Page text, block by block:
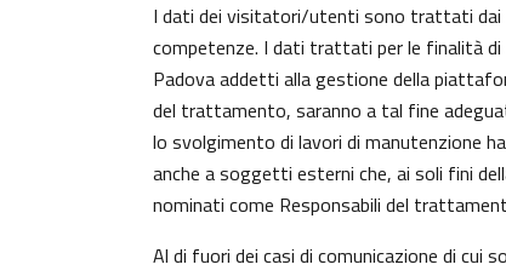
I dati dei visitatori/utenti sono trattati dai
competenze. I dati trattati per le finalità di
Padova addetti alla gestione della
del trattamento, saranno a tal fine
lo svolgimento di lavori di manutenzione
anche a soggetti esterni che, ai soli fini
nominati come Responsabili del
Al di fuori dei casi di comunicazione di cui